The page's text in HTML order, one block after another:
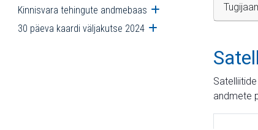
Kinnisvara tehingute andmebaas Ava alammenüü
30 päeva kaardi väljakutse 2024 Ava alammenüü
andmete